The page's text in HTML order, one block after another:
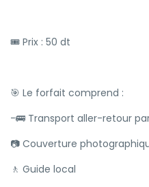
🎟 Prix : 50 dt
🎯 Le forfait comprend :
-🚌 Transport aller-retour
📷 Couverture
🚶 Guide local